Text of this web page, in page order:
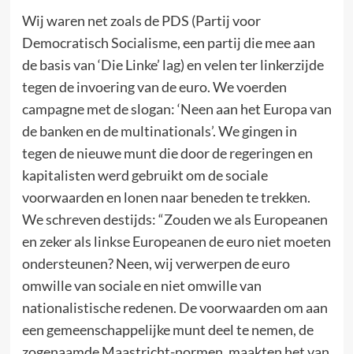
Wij waren net zoals de PDS (Partij voor
Democratisch Socialisme, een partij die mee aan
de basis van ‘Die Linke’ lag) en velen ter linkerzijde
tegen de invoering van de euro. We voerden
campagne met de slogan: ‘Neen aan het Europa van
de banken en de multinationals’. We gingen in
tegen de nieuwe munt die door de regeringen en
kapitalisten werd gebruikt om de sociale
voorwaarden en lonen naar beneden te trekken.
We schreven destijds: “Zouden we als Europeanen
en zeker als linkse Europeanen de euro niet moeten
ondersteunen? Neen, wij verwerpen de euro
omwille van sociale en niet omwille van
nationalistische redenen. De voorwaarden om aan
een gemeenschappelijke munt deel te nemen, de